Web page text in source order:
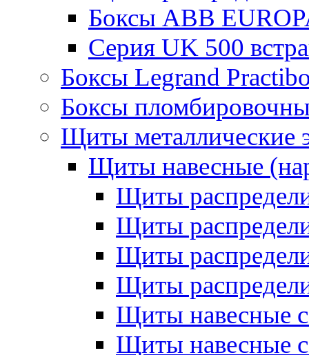
Боксы ABB
Серия UK 500
Боксы Legrand
Боксы
Щиты металлические
Щиты навесные
Щиты
Щиты
Щиты
Щиты
Щиты навесные
Щиты навесные